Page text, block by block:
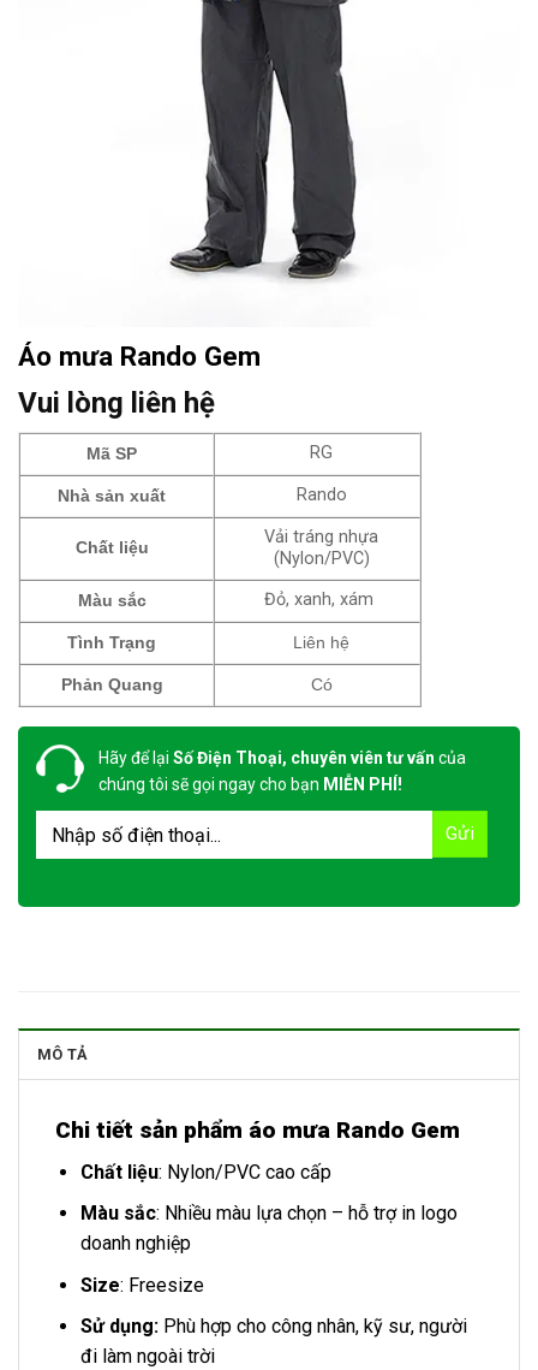
Áo mưa Rando Gem
Vui lòng liên hệ
Mã SP RG
Nhà sản xuất Rando
Chất liệu
Vải tráng nhựa
(Nylon/PVC)
Màu sắc Đỏ, xanh, xám
Tình Trạng Liên hệ
Phản Quang Có
Hãy để lại Số Điện Thoại, chuyên viên tư vấn của
chúng tôi sẽ gọi ngay cho bạn MIỄN PHÍ!
MÔ TẢ
Chi tiết sản phẩm áo mưa Rando Gem
Chất liệu: Nylon/PVC cao cấp
Màu sắc: Nhiều màu lựa chọn – hỗ trợ in logo
doanh nghiệp
Size: Freesize
Sử dụng:Phù hợp cho công nhân, kỹ sư, người
đi làm ngoài trời